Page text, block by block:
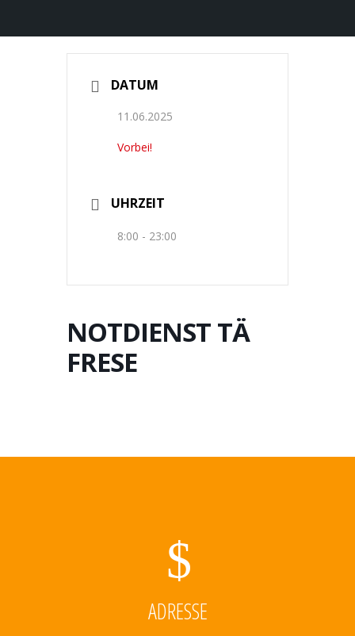
DATUM
11.06.2025
Vorbei!
UHRZEIT
8:00 - 23:00
NOTDIENST TÄ
FRESE
ADRESSE